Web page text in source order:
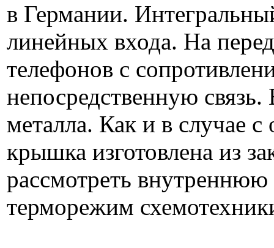
в Германии.
линейных входа. На
телефонов с
непосредственную
металла. Как и в случае
крышка изготовлена из
рассмотреть внутреннюю
терморежим